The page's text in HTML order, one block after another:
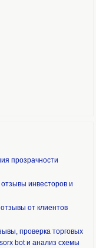
прозрачности
инвесторов и
от клиентов
проверка торговых
bot и анализ схемы